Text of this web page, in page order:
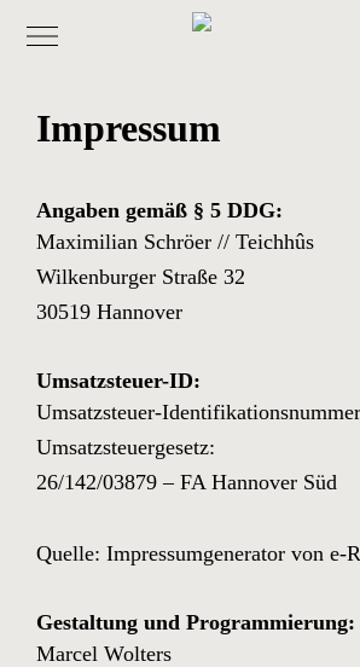
Impressum
Impressum
Angaben gemäß § 5 DDG:
Maximilian Schröer // Teichhûs
Wilkenburger Straße 32
30519 Hannover
Umsatzsteuer-ID:
Umsatzsteuer-
Umsatzsteuergesetz:
26/142/03879 – FA Hannover Süd
Quelle: Impressumgenerator von e-
Gestaltung und Programmierung:
Marcel Wolters